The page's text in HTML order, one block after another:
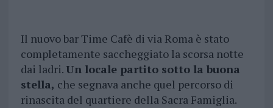
Il nuovo bar Time Cafè di via Roma è stato
completamente saccheggiato la scorsa notte
dai ladri.Un locale partito sotto la buona
stella, che segnava anche quel percorso di
rinascita del quartiere della Sacra Famiglia.